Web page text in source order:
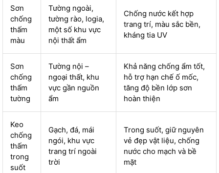
Sơn
chống
thấm
màu
Tường ngoài,
tường rào, logia,
một số khu vực
nội thất ẩm
Chống nước kết hợp
trang trí, màu sắc bền,
kháng tia UV
Sơn
chống
thấm
tường
Tường nội –
ngoại thất, khu
vực gần nguồn
ẩm
Khả năng chống ẩm tốt,
hỗ trợ hạn chế ố mốc,
tăng độ bền lớp sơn
hoàn thiện
Keo
chống
thấm
trong
suốt
Gạch, đá, mái
ngói, khu vực
trang trí ngoài
trời
Trong suốt, giữ nguyên
vẻ đẹp vật liệu, chống
nước cho mạch và bề
mặt